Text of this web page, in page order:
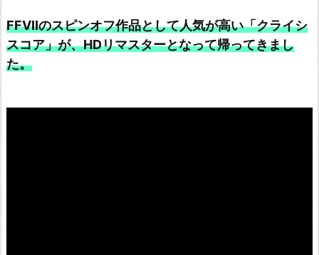
FFVIIのスピンオフ作品として人気が高い「クライシ
スコア」が、HDリマスターとなって帰ってきまし
た。